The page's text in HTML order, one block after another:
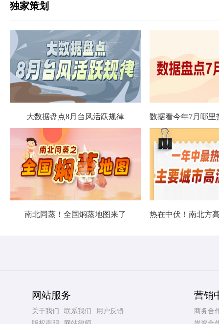
独家策划
大数据盘点8月台风活跃规律
南北同蒸！全国焖蒸地图来了
网站服务
关于我们 联系我们
用户反馈
营销
商务合